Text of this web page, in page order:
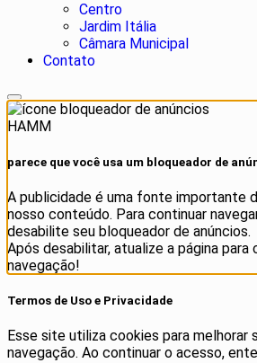
Centro
Jardim Itália
Câmara Municipal
Contato
HAMM
parece que você usa um bloqueador de
A publicidade é uma fonte importante
nosso conteúdo. Para continuar
desabilite seu bloqueador de anúncios.
Após desabilitar, atualize a página para
navegação!
Termos de Uso e Privacidade
Esse site utiliza cookies para melhorar
navegação. Ao continuar o acesso,